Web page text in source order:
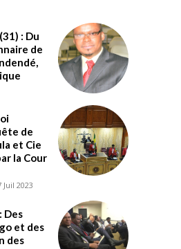
: Du
de
de
et Cie
la Cour
Juil 2023
Des
et des
des